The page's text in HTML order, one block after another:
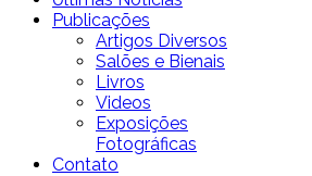
Publicações
Artigos Diversos
Salões e Bienais
Livros
Videos
Exposições
Fotográficas
Contato